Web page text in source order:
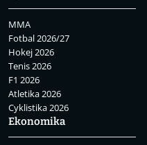
MMA
Fotbal 2026/27
Hokej 2026
Tenis 2026
F1 2026
Atletika 2026
Cyklistika 2026
Ekonomika